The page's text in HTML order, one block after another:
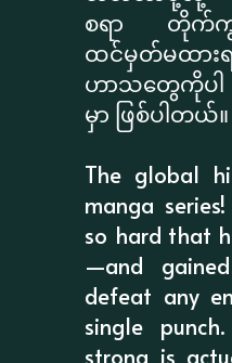
စရာ တိုက်ကွ
ထင်မှတ်မထား
ဟာသတွေကိုပ
မှာ ဖြစ်ပါတယ်။
The global
manga
so hard that
—and
defeat any
single
strong is